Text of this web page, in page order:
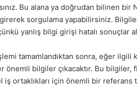
Bu alana ya doğrudan bilinen
sorgulama yapabilirsiniz.
yanlış bilgi girişi hatalı sonuçlar
tamamlandıktan sonra, eğer ilgili
önemli bilgiler çıkacaktır. Bu bilgiler,
iş ortaklıkları için önemli bir